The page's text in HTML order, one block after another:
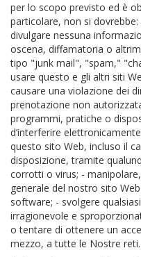
per lo scopo previsto ed è
particolare, non si
divulgare nessuna
oscena, diffamatoria o
tipo "junk mail", "spam,"
usare questo e gli altri siti
causare una violazione dei
prenotazione non
programmi, pratiche o
d’interferire
questo sito Web, incluso il
disposizione, tramite
corrotti o virus; -
generale del nostro sito
software; - svolgere
irragionevole e
o tentare di ottenere un
mezzo, a tutte le Nostre reti.